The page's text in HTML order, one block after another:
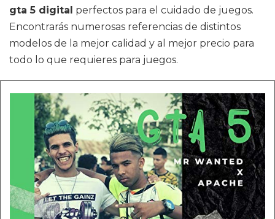
gta 5 digital perfectos para el cuidado de juegos.
Encontrarás numerosas referencias de distintos
modelos de la mejor calidad y al mejor precio para
todo lo que requieres para juegos.